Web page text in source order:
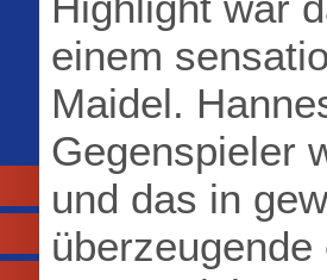
einem
Maidel.
Gegenspieler
und das in